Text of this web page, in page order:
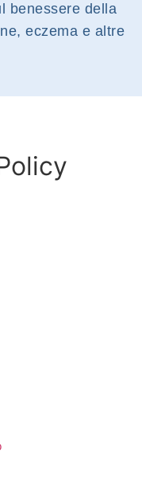
benessere della
eczema e altre